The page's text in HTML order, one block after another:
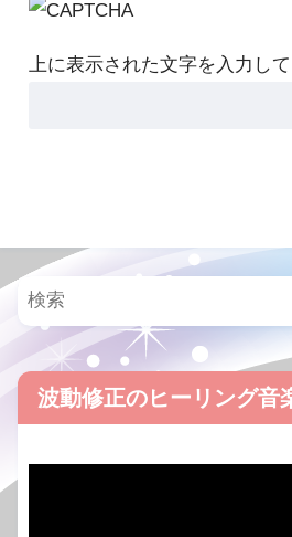
上に表示された文字を入力して
波動修正のヒーリング音